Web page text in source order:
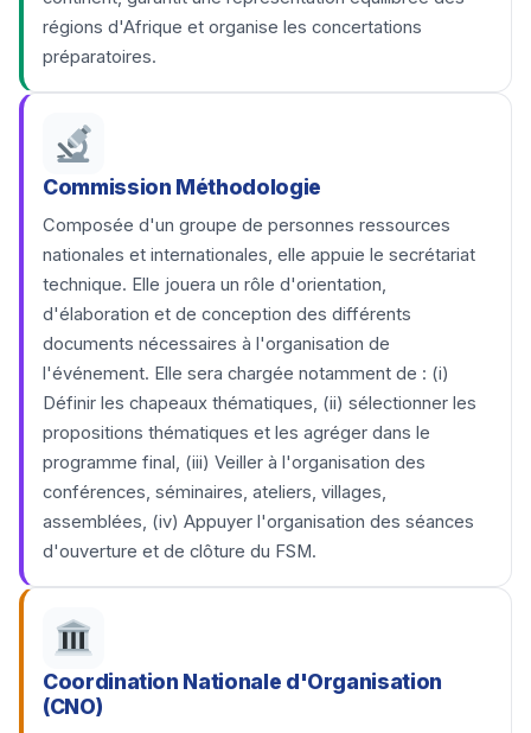
régions d'Afrique et organise les concertations
préparatoires.
Commission Méthodologie
Composée d'un groupe de personnes ressources
nationales et internationales, elle appuie le secrétariat
technique. Elle jouera un rôle d'orientation,
d'élaboration et de conception des différents
documents nécessaires à l'organisation de
l'événement. Elle sera chargée notamment de : (i)
Définir les chapeaux thématiques, (ii) sélectionner les
propositions thématiques et les agréger dans le
programme final, (iii) Veiller à l'organisation des
conférences, séminaires, ateliers, villages,
assemblées, (iv) Appuyer l'organisation des séances
d'ouverture et de clôture du FSM.
Coordination Nationale d'Organisation
(CNO)